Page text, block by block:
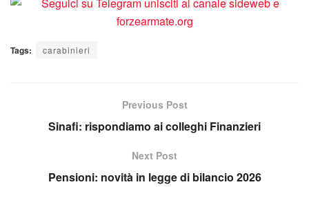
Tags: carabinieri
Previous Post
Sinafi: rispondiamo ai colleghi Finanzieri
Next Post
Pensioni: novità in legge di bilancio 2026